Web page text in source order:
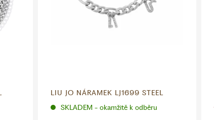
LIU JO NÁRAMEK LJ1699 STEEL
SKLADEM - okamžitě k odběru